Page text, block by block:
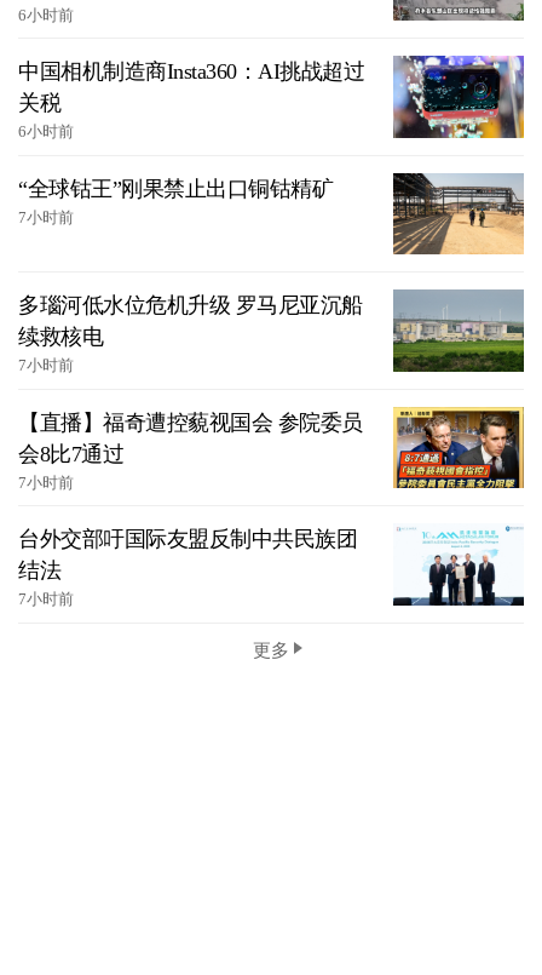
6小时前
中国相机制造商Insta360：AI挑战超过
关税
6小时前
“全球钴王”刚果禁止出口铜钴精矿
7小时前
多瑙河低水位危机升级 罗马尼亚沉船
续救核电
7小时前
【直播】福奇遭控藐视国会 参院委员
会8比7通过
7小时前
台外交部吁国际友盟反制中共民族团
结法
7小时前
更多